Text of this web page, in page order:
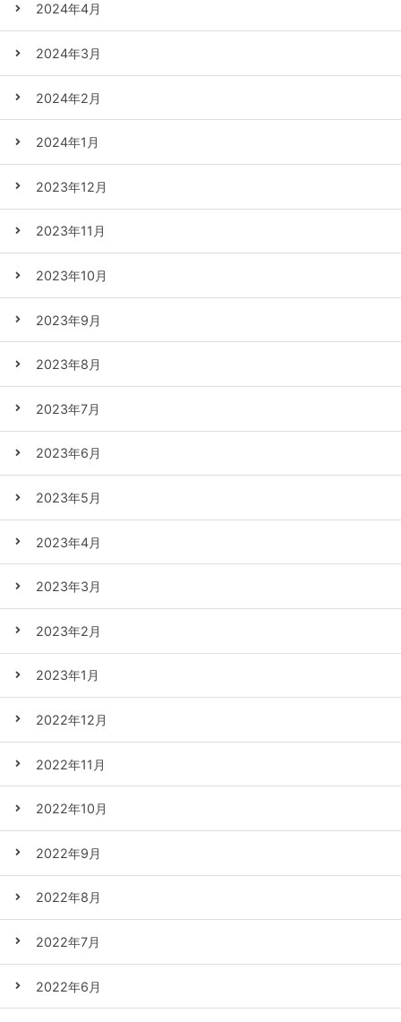
2024年4月
2024年3月
2024年2月
2024年1月
2023年12月
2023年11月
2023年10月
2023年9月
2023年8月
2023年7月
2023年6月
2023年5月
2023年4月
2023年3月
2023年2月
2023年1月
2022年12月
2022年11月
2022年10月
2022年9月
2022年8月
2022年7月
2022年6月